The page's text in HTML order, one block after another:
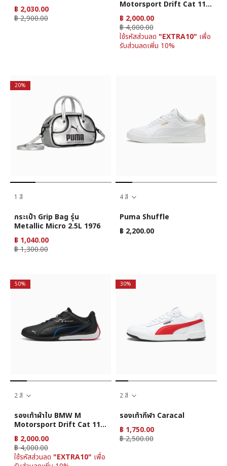
฿ 2,030.00
฿ 2,900.00
Motorsport Drift Cat 11 ยู
นิเซ็กส์
฿ 2,000.00
฿ 4,000.00
ใช้รหัสส่วนลด "EXTRA10" เพื่อ
รับส่วนลดเพิ่ม 10%
20%
1 สี
กระเป๋า Grip Bag รุ่น
Metallic Micro 2.5L 1976
฿ 1,040.00
฿ 1,300.00
4 สี
Puma Shuffle
฿ 2,200.00
50%
2 สี
รองเท้าผ้าใบ BMW M
Motorsport Drift Cat 11 ยู
นิเซ็กส์
฿ 2,000.00
฿ 4,000.00
ใช้รหัสส่วนลด "EXTRA10" เพื่อ
30%
2 สี
รองเท้ากีฬา Caracal
฿ 1,750.00
฿ 2,500.00